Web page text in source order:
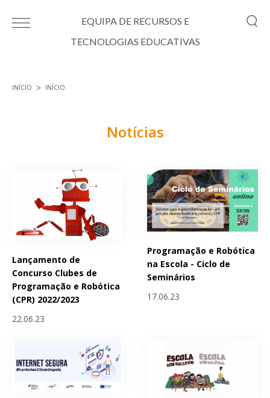
EQUIPA DE RECURSOS E
TECNOLOGIAS EDUCATIVAS
INÍCIO INÍCIO
Notícias
Lançamento de
Concurso Clubes de
Programação e Robótica
(CPR) 2022/2023
22.06.23
Programação e Robótica
na Escola - Ciclo de
Seminários
17.06.23
Páginas